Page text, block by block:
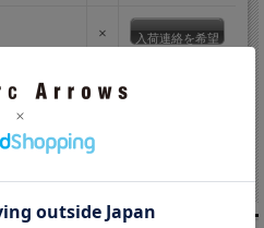
× 入荷連絡を希望